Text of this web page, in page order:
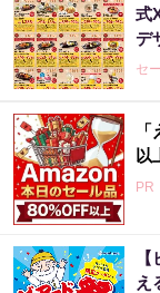
式
デ
セ
以
PR
え